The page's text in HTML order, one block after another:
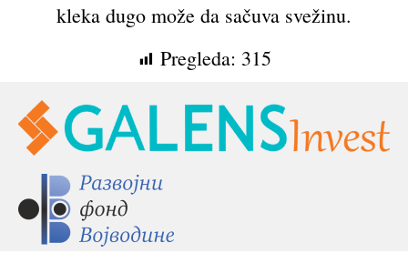
kleka dugo može da sačuva svežinu.
Pregleda: 315